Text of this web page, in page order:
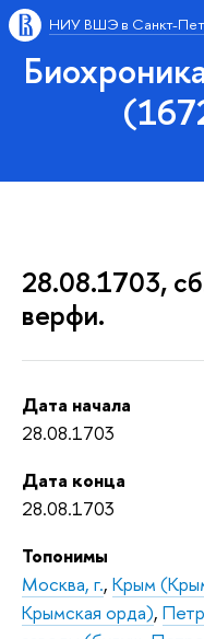
НИУ ВШЭ в Санкт-
28.08.1703,
верфи.
Дата начала
28.08.1703
Дата конца
28.08.1703
Топонимы
Москва, г., Крым
Крымская орда),